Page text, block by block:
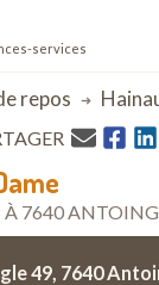
services
repos
À 7640 ANTOING
49, 7640